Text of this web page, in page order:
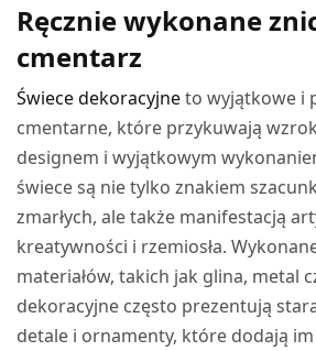
Ręcznie wykonane
cmentarz
Świece dekoracyjneto wyjątkowe i
cmentarne, które przykuwają
designem i wyjątkowym
świece są nie tylko znakiem
zmarłych, ale także manifestacją
kreatywności i rzemiosła.
materiałów, takich jak glina, metal
dekoracyjne często prezentują
detale i ornamenty, które dodają im